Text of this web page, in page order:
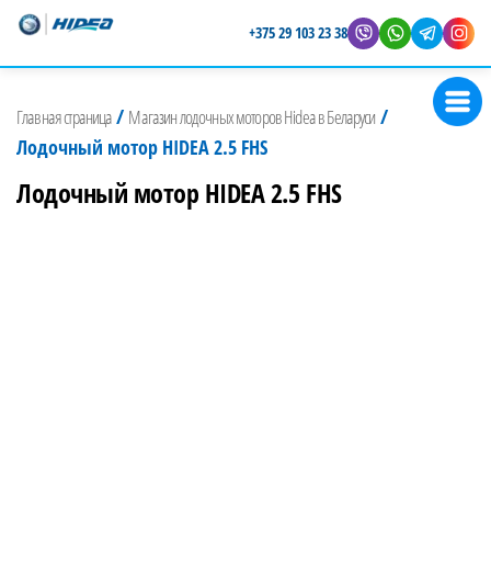
Магазин
лодочных
моторов
Hidea
Представитель
Беларуси
+375 29 103 23 38
Главная страница/ Магазин лодочных моторов Hidea в Беларуси /
Лодочный мотор HIDEA 2.5 FHS
Лодочный мотор HIDEA 2.5 FHS